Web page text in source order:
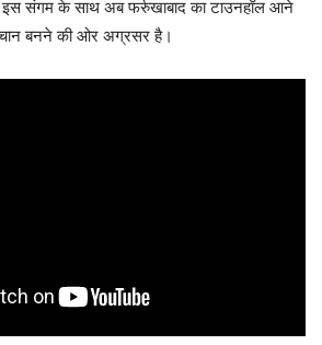
संगम के साथ अब फर्रुखाबाद का टाउनहॉल आने
बनने की ओर अग्रसर है।